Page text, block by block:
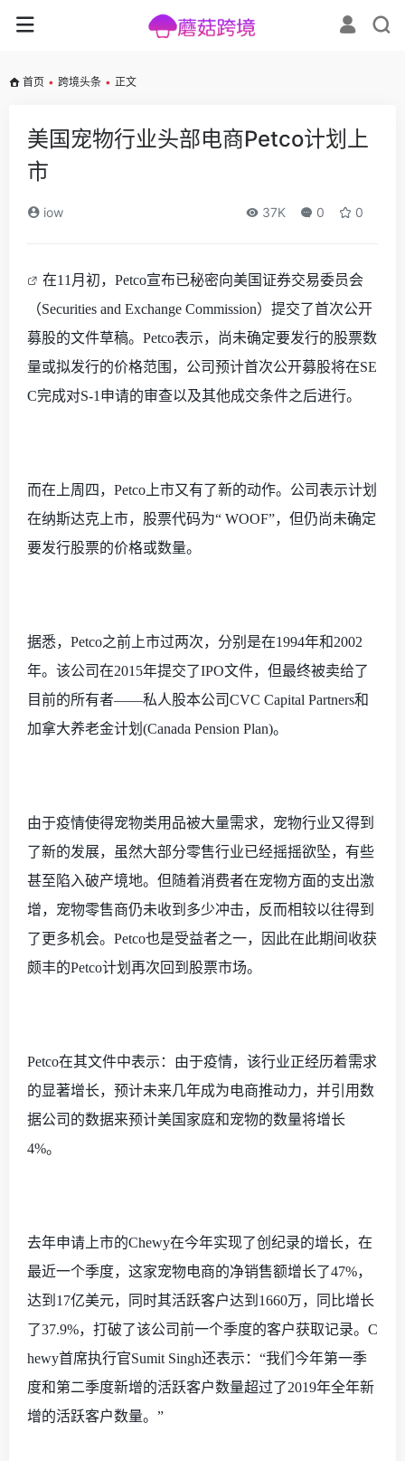
首页 • 跨境头条 • 正文
美国宠物行业头部电商Petco计划上
市
iow 37K 0 0
在11月初，Petco宣布已秘密向美国证券交易委员会
（Securities and Exchange Commission）提交了首次公开
募股的文件草稿。Petco表示，尚未确定要发行的股票数
量或拟发行的价格范围，公司预计首次公开募股将在SE
C完成对S-1申请的审查以及其他成交条件之后进行。
而在上周四， Petco上市又有了新的动作。公司表示计划
在纳斯达克上市，股票代码为“ WOOF”，但仍尚未确定
要发行股票的价格或数量。
据悉， Petco之前上市过两次，分别是在1994年和2002
年。该公司在2015年提交了IPO文件，但最终被卖给了
目前的所有者——私人股本公司CVC Capital Partners和
加拿大养老金计划(Canada Pension Plan)。
由于疫情使得宠物类用品被大量需求，宠物行业又得到
了新的发展，虽然大部分零售行业已经摇摇欲坠，有些
甚至陷入破产境地。但随着消费者在宠物方面的支出激
增，宠物零售商仍未收到多少冲击，反而相较以往得到
了更多机会。 Petco也是受益者之一，因此在此期间收获
颇丰的Petco计划再次回到股票市场。
Petco在其文件中表示：由于疫情，该行业正经历着需求
的显著增长，预计未来几年成为电商推动力，并引用数
据公司的数据来预计美国家庭和宠物的数量将增长
4%。
去年申请上市的Chewy在今年实现了创纪录的增长，在
最近一个季度，这家宠物电商的净销售额增长了47%，
达到17亿美元，同时其活跃客户达到1660万，同比增长
了37.9%，打破了该公司前一个季度的客户获取记录。C
hewy首席执行官Sumit Singh还表示：“我们今年第一季
度和第二季度新增的活跃客户数量超过了2019年全年新
增的活跃客户数量。”